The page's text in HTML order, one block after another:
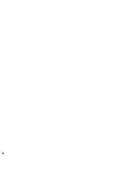
*